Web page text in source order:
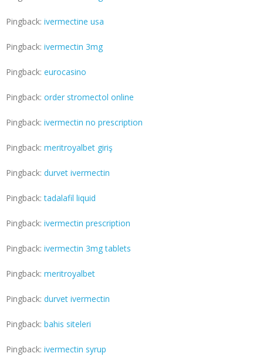
Pingback: ivermectine usa
Pingback: ivermectin 3mg
Pingback: eurocasino
Pingback: order stromectol online
Pingback: ivermectin no prescription
Pingback: meritroyalbet giriş
Pingback: durvet ivermectin
Pingback:tadalafil liquid
Pingback: ivermectin prescription
Pingback: ivermectin 3mg tablets
Pingback: meritroyalbet
Pingback: durvet ivermectin
Pingback: bahis siteleri
Pingback: ivermectin syrup